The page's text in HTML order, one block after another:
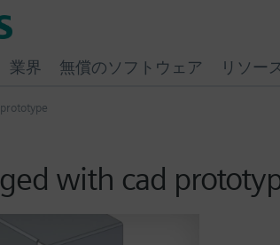
with cad
業界 無償のソフトウェア リソー